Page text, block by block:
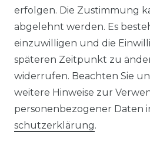
Impressum
AGB
erfolgen. Die Zustimmung
abgelehnt werden. Es
einzuwilligen und die
späteren Zeitpunkt zu
widerrufen. Beachten Sie
weitere Hinweise zur
personenbezogener Daten
schutz­erklärung.